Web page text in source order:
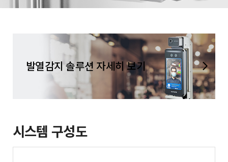
발열감지 솔루션 자세히 보기
시스템 구성도